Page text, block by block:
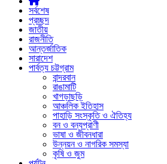
সর্বশেষ
প্রচ্ছদ
জাতীয়
রাজনীতি
আন্তর্জাতিক
সারাদেশ
পার্বত্য চট্টগ্রাম
বান্দরবান
রাঙামাটি
খাগড়াছড়ি
আঞ্চলিক ইতিহাস
পাহাড়ি সংস্কৃতি ও ঐতিহ্য
বন ও বন্যপ্রাণী
ভাষা ও জীবনধারা
উন্নয়ন ও নাগরিক সমস্যা
কৃষি ও জুম